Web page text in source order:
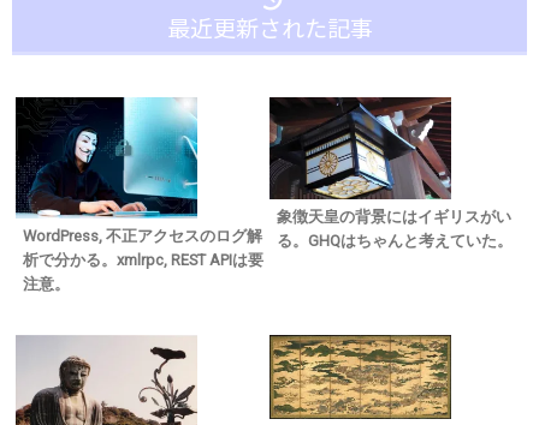
最近更新された記事
WordPress, 不正アクセスのログ解
析で分かる。xmlrpc, REST APIは要
注意。
象徴天皇の背景にはイギリスがい
る。GHQはちゃんと考えていた。